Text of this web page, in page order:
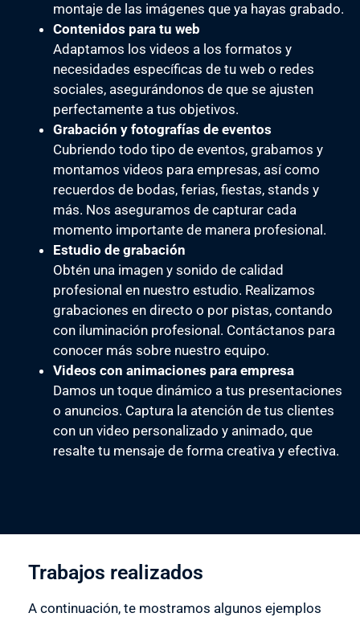
montaje de las imágenes que ya hayas grabado.
Contenidos para tu web
Adaptamos los videos a los formatos y
necesidades específicas de tu web o redes
sociales, asegurándonos de que se ajusten
perfectamente a tus objetivos.
Grabación y fotografías de eventos
Cubriendo todo tipo de eventos, grabamos y
montamos videos para empresas, así como
recuerdos de bodas, ferias, fiestas, stands y
más. Nos aseguramos de capturar cada
momento importante de manera profesional.
Estudio de grabación
Obtén una imagen y sonido de calidad
profesional en nuestro estudio. Realizamos
grabaciones en directo o por pistas, contando
con iluminación profesional. Contáctanos para
conocer más sobre nuestro equipo.
Videos con animaciones para empresa
Damos un toque dinámico a tus presentaciones
o anuncios. Captura la atención de tus clientes
con un video personalizado y animado, que
resalte tu mensaje de forma creativa y efectiva.
Trabajos realizados
A continuación, te mostramos algunos ejemplos